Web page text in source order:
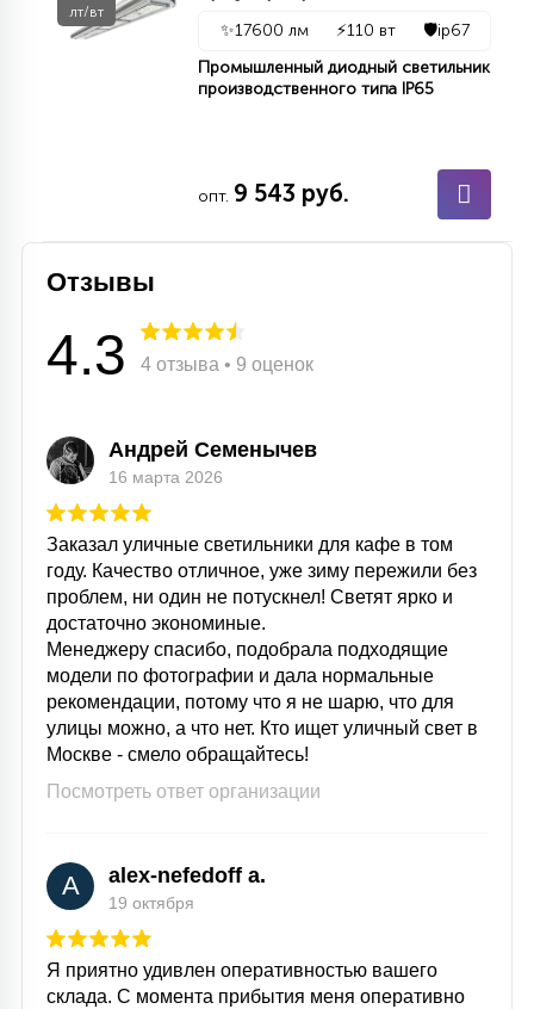
УПРАВЛЕНИЕ СВЕТОМ
НАСТЕННЫЕ
С УПРАВЛЕНИЕМ
АКСЕССУАРЫ
лт/вт
✨17600 лм ⚡110 вт 🛡️ip67
Промышленный диодный светильник
производственного типа IP65
опт. 9 543 руб.
Отзывы
4.3 4 отзыва • 9 оценок
Андрей Семенычев
16 марта 2026
Заказал уличные светильники для кафе в том
году. Качество отличное, уже зиму пережили без
проблем, ни один не потускнел! Светят ярко и
достаточно экономиные.
Менеджеру спасибо, подобрала подходящие
модели по фотографии и дала нормальные
рекомендации, потому что я не шарю, что для
улицы можно, а что нет. Кто ищет уличный свет в
Москве - смело обращайтесь!
Посмотреть ответ организации
A alex-nefedoff a.
19 октября
Я приятно удивлен оперативностью вашего
склада. С момента прибытия меня оперативно